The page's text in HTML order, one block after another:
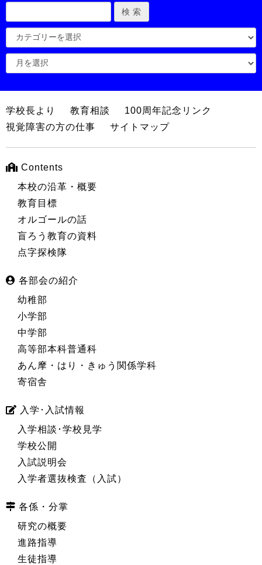
学校長より 教育相談
100周年記念リンク
視覚障害の方の仕事
サイトマップ
Contents
本校の沿革・概要
教育目標
オルゴールの話
盲ろう教育の資料
点字探検隊
各部会の紹介
幼稚部
小学部
中学部
高等部本科普通科
あん摩・はり・きゅう関係学科
寄宿舎
入学･入試情報
入学相談･学校見学
学校公開
入試説明会
入学者選抜検査（入試）
各係・分掌
研究の概要
進路指導
生徒指導